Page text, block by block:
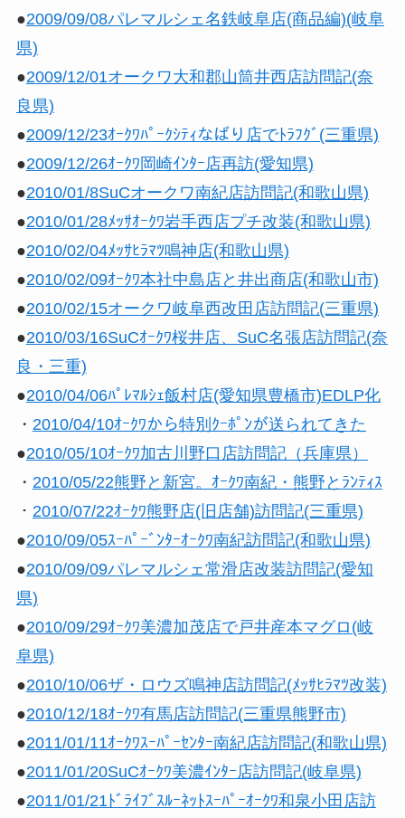
●2009/09/08パレマルシェ名鉄岐阜店(商品編)(岐阜
県)
●2009/12/01オークワ大和郡山筒井西店訪問記(奈
良県)
●2009/12/23ｵｰｸﾜﾊﾟｰｸｼﾃｨなばり店でﾄﾗﾌｸﾞ(三重県)
●2009/12/26ｵｰｸﾜ岡崎ｲﾝﾀｰ店再訪(愛知県)
●2010/01/8SuCオークワ南紀店訪問記(和歌山県)
●2010/01/28ﾒｯｻｵｰｸﾜ岩手西店プチ改装(和歌山県)
●2010/02/04ﾒｯｻﾋﾗﾏﾂ鳴神店(和歌山県)
●2010/02/09ｵｰｸﾜ本社中島店と井出商店(和歌山市)
●2010/02/15オークワ岐阜西改田店訪問記(三重県)
●2010/03/16SuCｵｰｸﾜ桜井店、SuC名張店訪問記(奈
良・三重)
●2010/04/06ﾊﾟﾚﾏﾙｼｪ飯村店(愛知県豊橋市)EDLP化
・ 2010/04/10ｵｰｸﾜから特別ｸｰﾎﾟﾝが送られてきた
●2010/05/10ｵｰｸﾜ加古川野口店訪問記（兵庫県）
・ 2010/05/22熊野と新宮。ｵｰｸﾜ南紀・熊野とﾗﾝﾃｨｽ
・ 2010/07/22ｵｰｸﾜ熊野店(旧店舗)訪問記(三重県)
●2010/09/05ｽｰﾊﾟｰﾞﾝﾀｰｵｰｸﾜ南紀訪問記(和歌山県)
●2010/09/09パレマルシェ常滑店改装訪問記(愛知
県)
●2010/09/29ｵｰｸﾜ美濃加茂店で戸井産本マグロ(岐
阜県)
●2010/10/06ザ・ロウズ鳴神店訪問記(ﾒｯｻﾋﾗﾏﾂ改装)
●2010/12/18ｵｰｸﾜ有馬店訪問記(三重県熊野市)
●2011/01/11ｵｰｸﾜｽｰﾊﾟｰｾﾝﾀｰ南紀店訪問記(和歌山県)
●2011/01/20SuCｵｰｸﾜ美濃ｲﾝﾀｰ店訪問記(岐阜県)
●2011/01/21ﾄﾞﾗｲﾌﾞｽﾙｰﾈｯﾄｽｰﾊﾟｰｵｰｸﾜ和泉小田店訪